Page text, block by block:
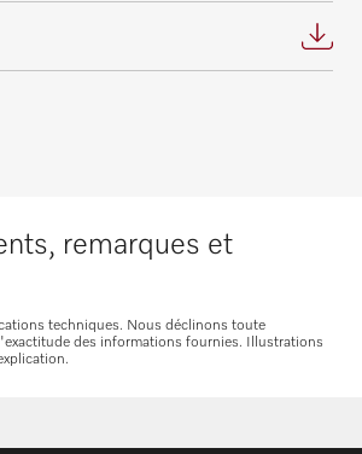
de pièces
de pièces détachées pour
? N’hésitez pas à nous
remarques et
techniques. Nous déclinons toute
des informations fournies. Illustrations